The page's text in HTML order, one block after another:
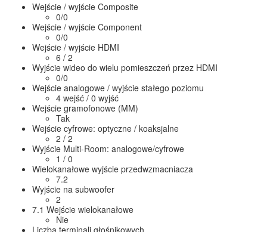
Wejście / wyjście Composite
0/0
Wejście / wyjście Component
0/0
Wejście / wyjście HDMI
6 / 2
Wyjście wideo do wielu pomieszczeń przez HDMI
0/0
Wejście analogowe / wyjście stałego poziomu
4 wejść / 0 wyjść
Wejście gramofonowe (MM)
Tak
Wejście cyfrowe: optyczne / koaksjalne
2 / 2
Wyjście Multi-Room: analogowe/cyfrowe
1 / 0
Wielokanałowe wyjście przedwzmacniacza
7.2
Wyjście na subwoofer
2
7.1 Wejście wielokanałowe
Nie